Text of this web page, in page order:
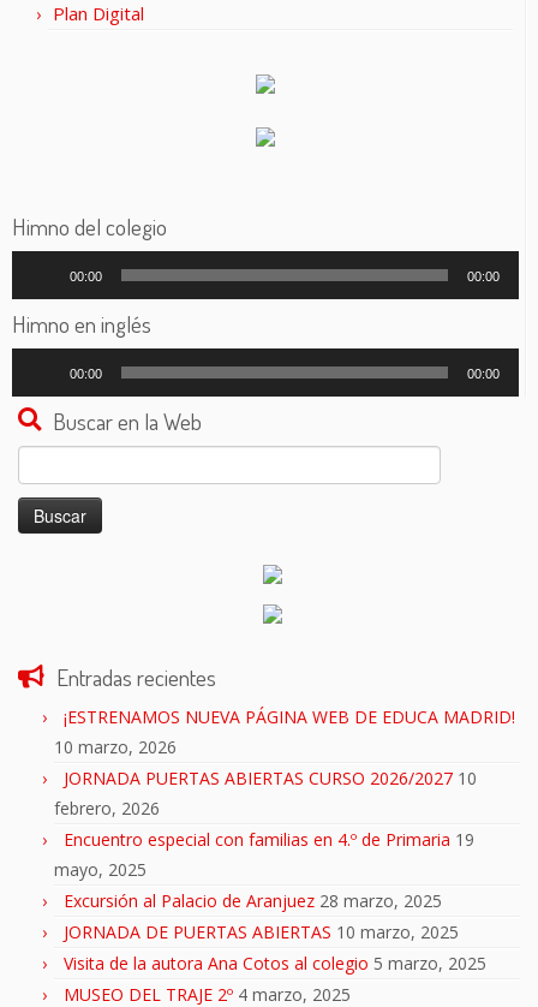
Plan Digital
Himno del colegio
audio
00:00 00:00
Himno en inglés
audio
00:00 00:00
Buscar en la Web
Buscar:
Entradas recientes
¡ESTRENAMOS NUEVA PÁGINA WEB DE EDUCA MADRID!
10 marzo, 2026
JORNADA PUERTAS ABIERTAS CURSO 2026/2027 10
febrero, 2026
Encuentro especial con familias en 4.º de Primaria 19
mayo, 2025
Excursión al Palacio de Aranjuez 28 marzo, 2025
JORNADA DE PUERTAS ABIERTAS 10 marzo, 2025
Visita de la autora Ana Cotos al colegio 5 marzo, 2025
MUSEO DEL TRAJE 2º 4 marzo, 2025